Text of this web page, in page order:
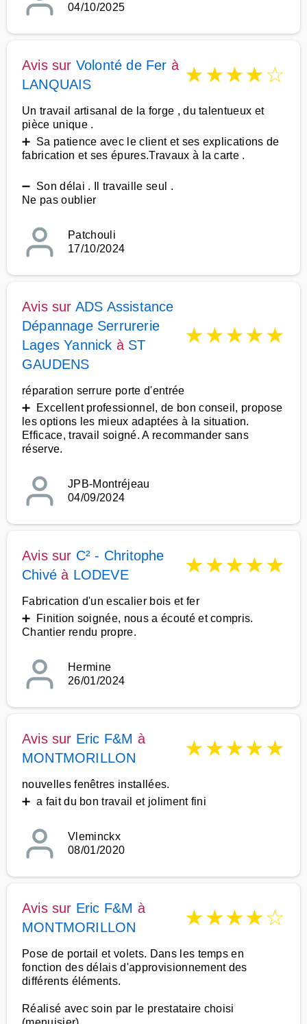
04/10/2025
Avis sur Volonté de Fer à
LANQUAIS
★★★★☆
Un travail artisanal de la forge , du talentueux et
pièce unique .
➕ Sa patience avec le client et ses explications de
fabrication et ses épures.Travaux à la carte .
➖ Son délai . Il travaille seul .
Ne pas oublier
Patchouli
17/10/2024
Avis sur ADS Assistance
Dépannage Serrurerie
Lages Yannick à ST
GAUDENS
★★★★★
réparation serrure porte d'entrée
➕ Excellent professionnel, de bon conseil, propose
les options les mieux adaptées à la situation.
Efficace, travail soigné. A recommander sans
réserve.
JPB-Montréjeau
04/09/2024
Avis sur C² - Chritophe
Chivé à LODEVE ★★★★★
Fabrication d'un escalier bois et fer
➕ Finition soignée, nous a écouté et compris.
Chantier rendu propre.
Hermine
26/01/2024
Avis sur Eric F&M à
MONTMORILLON
★★★★★
nouvelles fenêtres installées.
➕ a fait du bon travail et joliment fini
Vleminckx
08/01/2020
Avis sur Eric F&M à
MONTMORILLON
★★★★☆
Pose de portail et volets. Dans les temps en
fonction des délais d'approvisionnement des
différents éléments.
Réalisé avec soin par le prestataire choisi